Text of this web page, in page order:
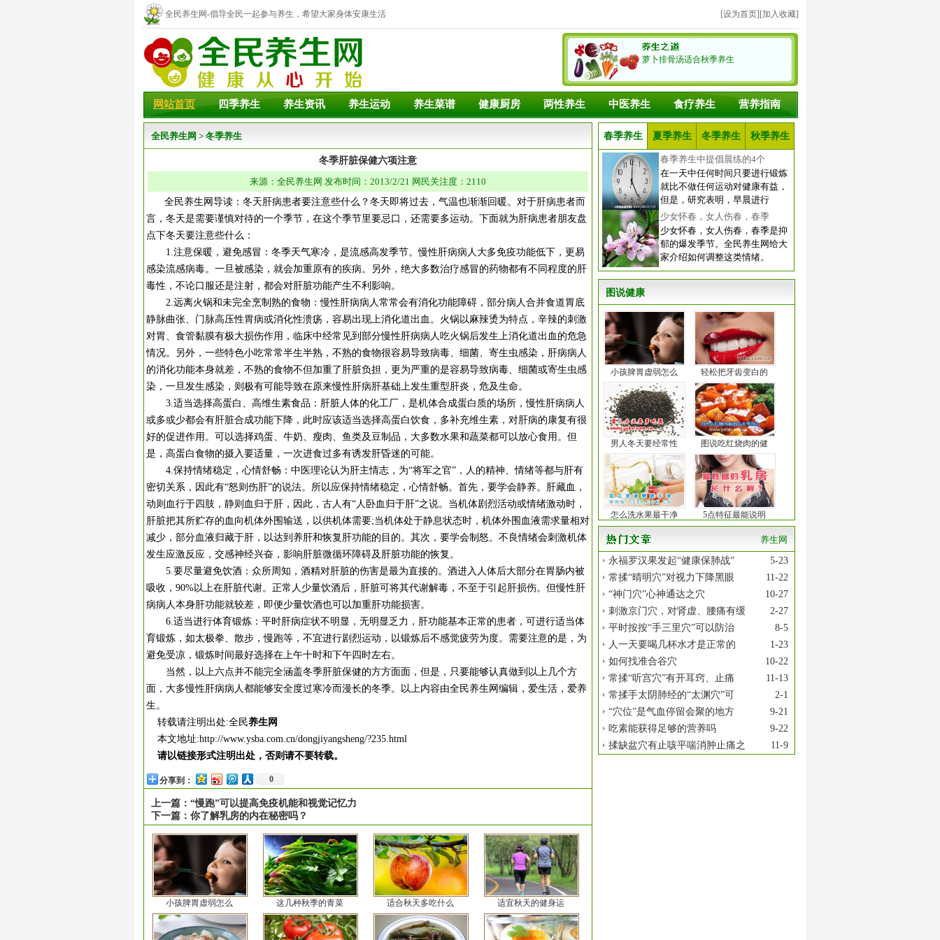
全民养生网-倡导全民一起参与养生，希望大家身体安康生活
幸福！
[设为首页][加入收藏]
萝卜排骨汤适合秋季养生
网站首页 四季养生 养生资讯 养生运动 养生菜谱 健康厨房 两性养生 中医养生 食疗养生 营养指南
全民养生网 > 冬季养生
冬季肝脏保健六项注意
来源：全民养生网 发布时间：2013/2/21 网民关注度：2110
全民养生网导读：冬天肝病患者要注意些什么？冬天即将过去，气温也渐渐回暖。对于肝病患者而
言，冬天是需要谨慎对待的一个季节，在这个季节里要忌口，还需要多运动。下面就为肝病患者朋友盘
点下冬天要注意些什么：
1.注意保暖，避免感冒：冬季天气寒冷，是流感高发季节。慢性肝病病人大多免疫功能低下，更易
感染流感病毒。一旦被感染，就会加重原有的疾病。另外，绝大多数治疗感冒的药物都有不同程度的肝
毒性，不论口服还是注射，都会对肝脏功能产生不利影响。
2.远离火锅和未完全烹制熟的食物：慢性肝病病人常常会有消化功能障碍，部分病人合并食道胃底
静脉曲张、门脉高压性胃病或消化性溃疡，容易出现上消化道出血。火锅以麻辣烫为特点，辛辣的刺激
对胃、食管黏膜有极大损伤作用，临床中经常见到部分慢性肝病病人吃火锅后发生上消化道出血的危急
情况。另外，一些特色小吃常常半生半熟，不熟的食物很容易导致病毒、细菌、寄生虫感染，肝病病人
的消化功能本身就差，不熟的食物不但加重了肝脏负担，更为严重的是容易导致病毒、细菌或寄生虫感
染，一旦发生感染，则极有可能导致在原来慢性肝病肝基础上发生重型肝炎，危及生命。
3.适当选择高蛋白、高维生素食品：肝脏人体的化工厂，是机体合成蛋白质的场所，慢性肝病病人
或多或少都会有肝脏合成功能下降，此时应该适当选择高蛋白饮食，多补充维生素，对肝病的康复有很
好的促进作用。可以选择鸡蛋、牛奶、瘦肉、鱼类及豆制品，大多数水果和蔬菜都可以放心食用。但
是，高蛋白食物的摄入要适量，一次进食过多有诱发肝昏迷的可能。
4.保持情绪稳定，心情舒畅：中医理论认为肝主情志，为“将军之官”，人的精神、情绪等都与肝有
密切关系，因此有“怒则伤肝”的说法。所以应保持情绪稳定，心情舒畅。首先，要学会静养。肝藏血，
动则血行于四肢，静则血归于肝，因此，古人有“人卧血归于肝”之说。当机体剧烈活动或情绪激动时，
肝脏把其所贮存的血向机体外围输送，以供机体需要;当机体处于静息状态时，机体外围血液需求量相对
减少，部分血液归藏于肝，以达到养肝和恢复肝功能的目的。其次，要学会制怒。不良情绪会刺激机体
发生应激反应，交感神经兴奋，影响肝脏微循环障碍及肝脏功能的恢复。
5.要尽量避免饮酒：众所周知，酒精对肝脏的伤害是最为直接的。酒进入人体后大部分在胃肠内被
吸收，90%以上在肝脏代谢。正常人少量饮酒后，肝脏可将其代谢解毒，不至于引起肝损伤。但慢性肝
病病人本身肝功能就较差，即便少量饮酒也可以加重肝功能损害。
6.适当进行体育锻炼：平时肝病症状不明显，无明显乏力，肝功能基本正常的患者，可进行适当体
育锻炼，如太极拳、散步，慢跑等，不宜进行剧烈运动，以锻炼后不感觉疲劳为度。需要注意的是，为
避免受凉，锻炼时间最好选择在上午十时和下午四时左右。
当然，以上六点并不能完全涵盖冬季肝脏保健的方方面面，但是，只要能够认真做到以上几个方
面，大多慢性肝病病人都能够安全度过寒冷而漫长的冬季。以上内容由全民养生网编辑，爱生活，爱养
生。
转载请注明出处:全民养生网
本文地址:http://www.ysba.com.cn/dongjiyangsheng/?235.html
请以链接形式注明出处，否则请不要转载。
分享到： 0
上一篇： “慢跑”可以提高免疫机能和视觉记忆力
下一篇： 你了解乳房的内在秘密吗？
小孩脾胃虚弱怎么 这几种秋季的青菜 适合秋天多吃什么 适宜秋天的健身运
春季养生 夏季养生 冬季养生 秋季养生
春季养生中提倡晨练的4个
在一天中任何时间只要进行锻炼
就比不做任何运动对健康有益，
但是，研究表明，早晨进行
少女怀春，女人伤春，春季
少女怀春，女人伤春，春季是抑
郁的爆发季节。全民养生网给大
家介绍如何调整这类情绪。
图说健康
小孩脾胃虚弱怎么 轻松把牙齿变白的
男人冬天要经常性 图说吃红烧肉的健
怎么洗水果最干净 5点特征最能说明
养生网
5-23
永福罗汉果发起“健康保肺战”
11-22
常揉“晴明穴”对视力下降黑眼
10-27
“神门穴”心神通达之穴
2-27
刺激京门穴，对肾虚、腰痛有缓
8-5
平时按按“手三里穴”可以防治
1-23
人一天要喝几杯水才是正常的
10-22
如何找准合谷穴
11-13
常揉“听宫穴”有开耳窍、止痛
2-1
常揉手太阴肺经的“太渊穴”可
9-21
“穴位”是气血停留会聚的地方
9-22
吃素能获得足够的营养吗
11-9
揉缺盆穴有止咳平喘消肿止痛之